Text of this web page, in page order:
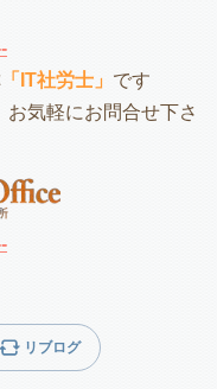
「IT社労士」 です
お気軽にお問合せ下さ
リブログ